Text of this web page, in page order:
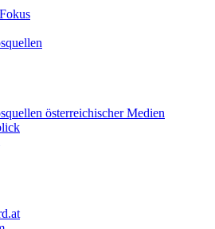
österreichischer Medien